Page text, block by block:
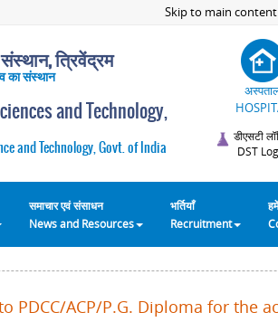
Skip to main content
संस्थान, त्रिवेंद्रम
का संस्थान
and Technology,
and Technology, Govt. of India
डीएसटी
DST
समाचार एवं संसाधन
News and Resources
भर्तियाँ
Recruitment
ACP/P.G. Diploma for the